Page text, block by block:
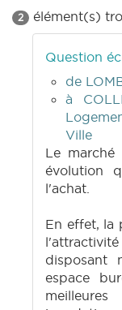
2 élément(s)
Question
de
à
Ville
Le
évolution
l'achat.
En effet, la
disposant
espace